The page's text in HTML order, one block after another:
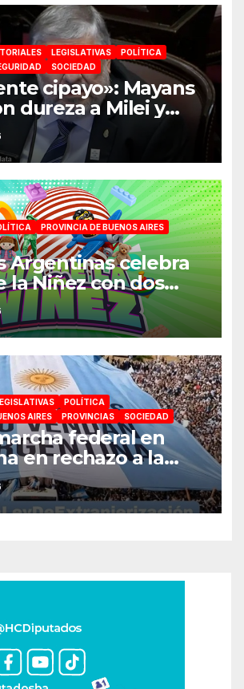
LEGISLATIVAS
POLÍTICA
SOCIEDAD
cipayo»: Mayans
dureza a Milei y
un juicio
traición a la Patria
PROVINCIA DE BUENOS AIRES
Argentinas celebra
la Niñez con dos
de juegos,
y actividades
la familia
POLÍTICA
AIRES
PROVINCIAS SOCIEDAD
federal en
en rechazo a la
la Ley de Tierras
por Milei: «La
no se negocia»